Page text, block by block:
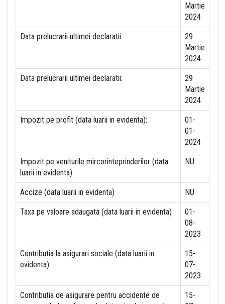
Martie
2024
Data prelucrarii ultimei declaratii:
29
Martie
2024
Data prelucrarii ultimei declaratii:
29
Martie
2024
Impozit pe profit (data luarii in evidenta):
01-
01-
2024
Impozit pe veniturile mircorinteprinderilor (data
luarii in evidenta):
NU
Accize (data luarii in evidenta) NU
Taxa pe valoare adaugata (data luarii in evidenta)
01-
08-
2023
Contributia la asigurari sociale (data luarii in
evidenta)
15-
07-
2023
Contributia de asigurare pentru accidente de
15-